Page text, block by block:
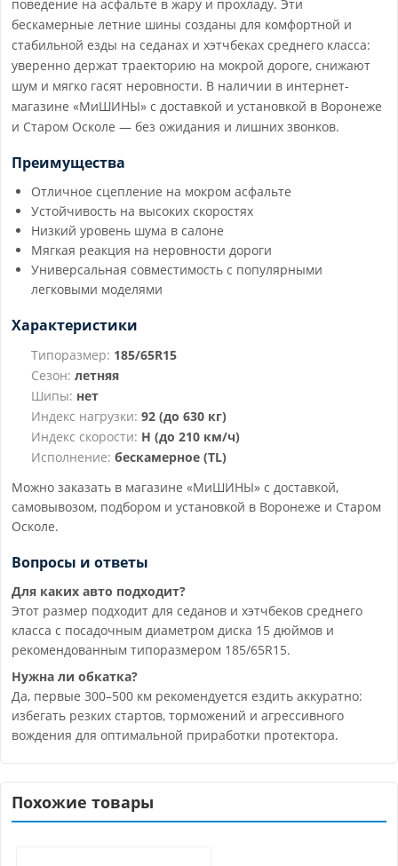
поведение на асфальте в жару и прохладу. Эти
бескамерные летние шины созданы для комфортной и
стабильной езды на седанах и хэтчбеках среднего класса:
уверенно держат траекторию на мокрой дороге, снижают
шум и мягко гасят неровности. В наличии в интернет-
магазине «МиШИНЫ» с доставкой и установкой в Воронеже
и Старом Осколе — без ожидания и лишних звонков.
Преимущества
Отличное сцепление на мокром асфальте
Устойчивость на высоких скоростях
Низкий уровень шума в салоне
Мягкая реакция на неровности дороги
Универсальная совместимость с популярными
легковыми моделями
Характеристики
Типоразмер: 185/65R15
Сезон: летняя
Шипы: нет
Индекс нагрузки: 92 (до 630 кг)
Индекс скорости: H (до 210 км/ч)
Исполнение: бескамерное (TL)
Можно заказать в магазине «МиШИНЫ» с доставкой,
самовывозом, подбором и установкой в Воронеже и Старом
Осколе.
Вопросы и ответы
Для каких авто подходит?
Этот размер подходит для седанов и хэтчбеков среднего
класса с посадочным диаметром диска 15 дюймов и
рекомендованным типоразмером 185/65R15.
Нужна ли обкатка?
Да, первые 300–500 км рекомендуется ездить аккуратно:
избегать резких стартов, торможений и агрессивного
вождения для оптимальной приработки протектора.
Похожие товары